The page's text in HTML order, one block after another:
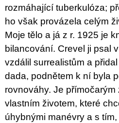
rozmáhající tuberkulóza;
ho však provázela celým
Moje tělo a já z r. 1925 je
bilancování. Crevel ji psal
vzdálil surrealistům a
dada, podnětem k ní byla
rovnováhy. Je přímočarým
vlastním životem, které
úhybnými manévry a s